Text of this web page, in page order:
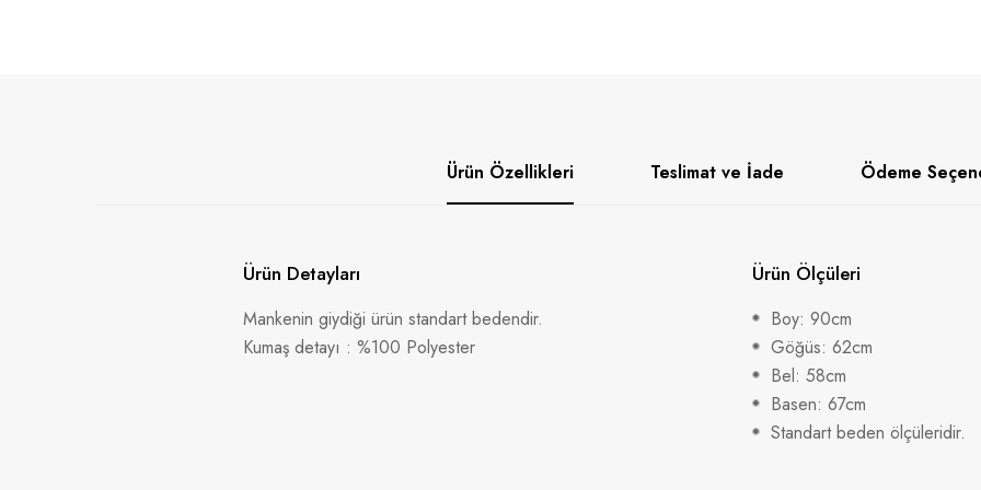
Ürün Özellikleri Teslimat ve İade Ödeme
Ürün Detayları
Mankenin giydiği ürün standart bedendir.
Kumaş detayı : %100 Polyester
Ürün Ölçüleri
Boy: 90cm
Göğüs: 62cm
Bel: 58cm
Basen: 67cm
Standart beden ölçüleridir.